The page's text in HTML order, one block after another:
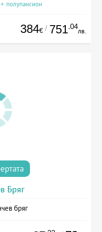
полупансион
384€ / 751.04
лв.
Бряг
бряг